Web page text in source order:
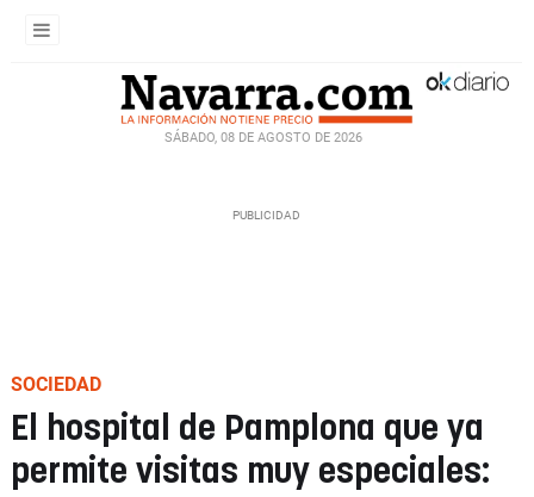
SÁBADO, 08 DE AGOSTO DE 2026
SOCIEDAD
El hospital de Pamplona que ya
permite visitas muy especiales: